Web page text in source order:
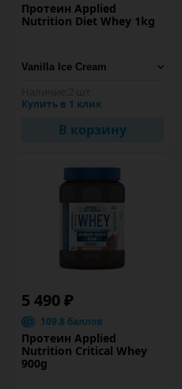
Протеин Applied
Nutrition Diet Whey 1kg
Купить в 1 клик
В корзину
5 490 ₽
109.8 баллов
Протеин Applied
Nutrition Critical Whey
900g